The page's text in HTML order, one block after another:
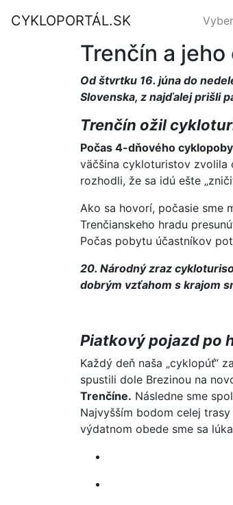
CYKLOPORTÁL.SK
Trenčín a
Od štvrtku 16. júna do
Slovenska, z najďalej prišli
Trenčín ožil
Počas 4-dňového
väčšina cykloturistov zvolila
rozhodli, že sa idú ešte
Ako sa hovorí, počasie sme
Trenčianskeho hradu
Počas pobytu účastníkov
20. Národný zraz
dobrým vzťahom s krajom
Piatkový pojazd po
Každý deň naša „cyklopúť“
spustili dole Brezinou na
Trenčíne. Následne sme
Najvyšším bodom celej trasy
výdatnom obede sme sa